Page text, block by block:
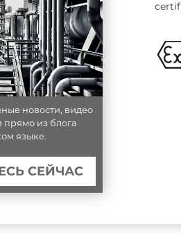
новости, видео
прямо из блога
языке.
СЕЙЧАС